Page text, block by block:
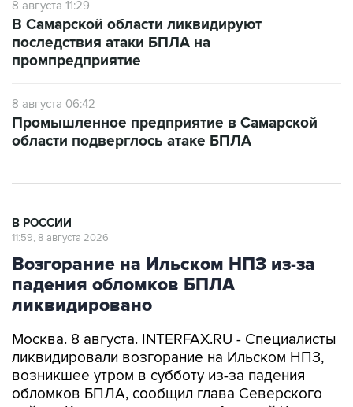
последствия атаки БПЛА на
промпредприятие
8 августа 06:42
области подверглось атаке БПЛА
Возгорание на Ильском НПЗ из-за
падения обломков БПЛА
ликвидировано
Москва. 8 августа. INTERFAX.RU - Специалисты
возникшее утром в субботу из-за падения
обломков БПЛА, сообщил глава Северского
района Краснодарского края Алексей Чеверев
в своем канале в Max.